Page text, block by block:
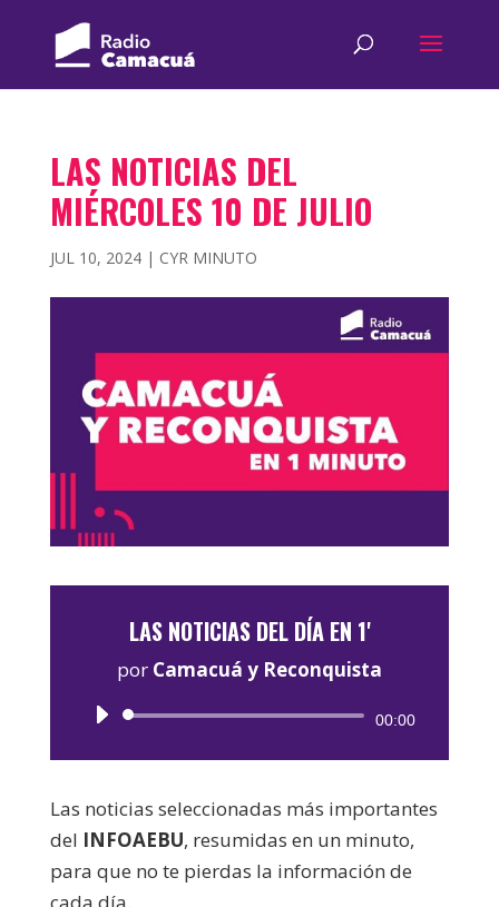
LAS NOTICIAS DEL
MIÉRCOLES 10 DE JULIO
JUL 10, 2024| CYR MINUTO
LAS NOTICIAS DEL DÍA EN 1'
por Camacuá y Reconquista
Reproductor
00:00
Las noticias seleccionadas más importantes
del INFOAEBU, resumidas en un minuto,
para que no te pierdas la información de